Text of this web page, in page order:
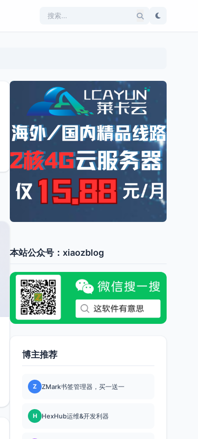
本站公众号：xiaozblog
博主推荐
Z ZMark书签管理器，买一送一
H HexHub运维&开发利器